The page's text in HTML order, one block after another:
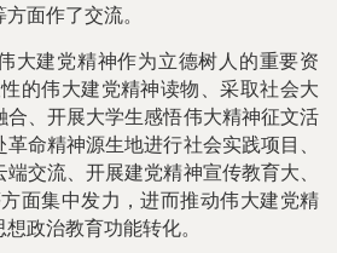
面作了交流。
建党精神作为立德树人的重要资
的伟大建党精神读物、采取社会大
合、开展大学生感悟伟大精神征文活
命精神源生地进行社会实践项目、
交流、开展建党精神宣传教育大、
面集中发力，进而推动伟大建党精
政治教育功能转化。